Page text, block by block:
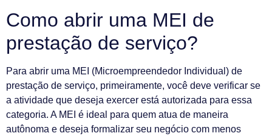
Como abrir uma MEI de
prestação de serviço?
Para abrir uma MEI (Microempreendedor Individual) de
prestação de serviço, primeiramente, você deve verificar se
a atividade que deseja exercer está autorizada para essa
categoria. A MEI é ideal para quem atua de maneira
autônoma e deseja formalizar seu negócio com menos